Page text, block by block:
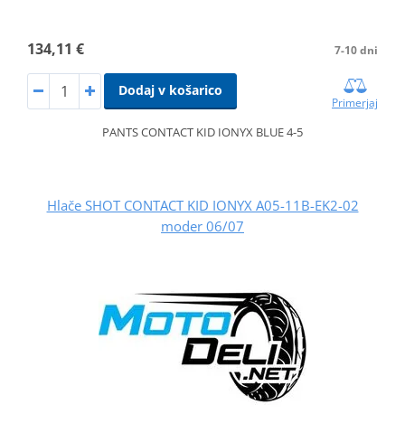
134,11 € 7-10 dni
Dodaj v košarico
Primerjaj
PANTS CONTACT KID IONYX BLUE 4-5
Hlače SHOT CONTACT KID IONYX A05-11B-EK2-02
moder 06/07